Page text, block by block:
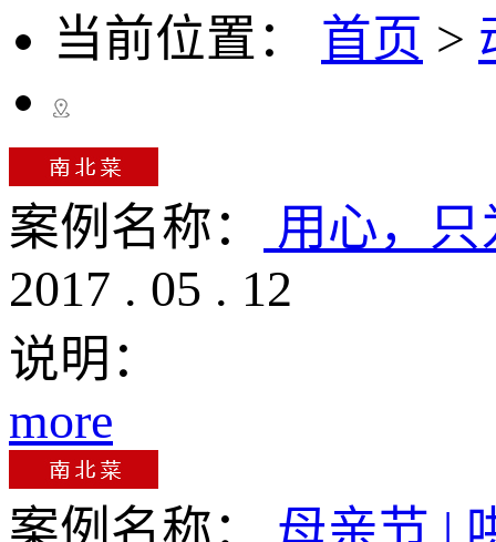
当前位置： 首页 >
案例名称：
用心，
2017 . 05 . 12
说明：
more